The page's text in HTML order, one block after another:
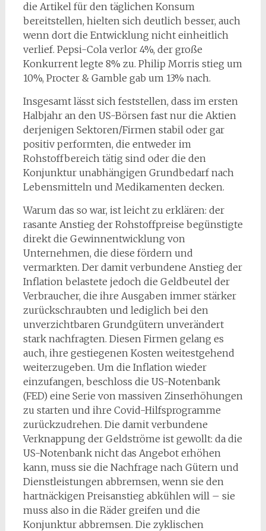
die Artikel für den täglichen Konsum
bereitstellen, hielten sich deutlich besser, auch
wenn dort die Entwicklung nicht einheitlich
verlief. Pepsi-Cola verlor 4%, der große
Konkurrent legte 8% zu. Philip Morris stieg um
10%, Procter & Gamble gab um 13% nach.
Insgesamt lässt sich feststellen, dass im ersten
Halbjahr an den US-Börsen fast nur die Aktien
derjenigen Sektoren/Firmen stabil oder gar
positiv performten, die entweder im
Rohstoffbereich tätig sind oder die den
Konjunktur unabhängigen Grundbedarf nach
Lebensmitteln und Medikamenten decken.
Warum das so war, ist leicht zu erklären: der
rasante Anstieg der Rohstoffpreise begünstigte
direkt die Gewinnentwicklung von
Unternehmen, die diese fördern und
vermarkten. Der damit verbundene Anstieg der
Inflation belastete jedoch die Geldbeutel der
Verbraucher, die ihre Ausgaben immer stärker
zurückschraubten und lediglich bei den
unverzichtbaren Grundgütern unverändert
stark nachfragten. Diesen Firmen gelang es
auch, ihre gestiegenen Kosten weitestgehend
weiterzugeben. Um die Inflation wieder
einzufangen, beschloss die US-Notenbank
(FED) eine Serie von massiven Zinserhöhungen
zu starten und ihre Covid-Hilfsprogramme
zurückzudrehen. Die damit verbundene
Verknappung der Geldströme ist gewollt: da die
US-Notenbank nicht das Angebot erhöhen
kann, muss sie die Nachfrage nach Gütern und
Dienstleistungen abbremsen, wenn sie den
hartnäckigen Preisanstieg abkühlen will – sie
muss also in die Räder greifen und die
Konjunktur abbremsen. Die zyklischen